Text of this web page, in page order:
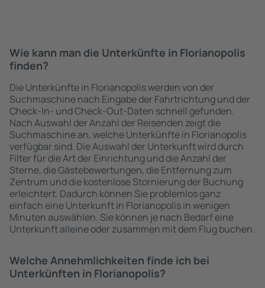
Wie kann man die Unterkünfte in Florianopolis
finden?
Die Unterkünfte in Florianopolis werden von der
Suchmaschine nach Eingabe der Fahrtrichtung und der
Check-In- und Check-Out-Daten schnell gefunden.
Nach Auswahl der Anzahl der Reisenden zeigt die
Suchmaschine an, welche Unterkünfte in Florianopolis
verfügbar sind. Die Auswahl der Unterkunft wird durch
Filter für die Art der Einrichtung und die Anzahl der
Sterne, die Gästebewertungen, die Entfernung zum
Zentrum und die kostenlose Stornierung der Buchung
erleichtert. Dadurch können Sie problemlos ganz
einfach eine Unterkunft in Florianopolis in wenigen
Minuten auswählen. Sie können je nach Bedarf eine
Unterkunft alleine oder zusammen mit dem Flug buchen.
Welche Annehmlichkeiten finde ich bei
Unterkünften in Florianopolis?